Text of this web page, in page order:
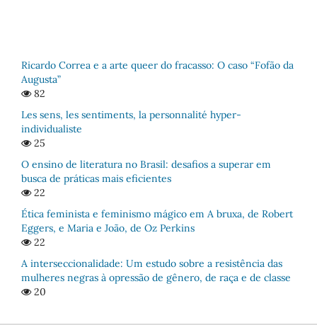
Ricardo Correa e a arte queer do fracasso: O caso “Fofão da
Augusta”
82
Les sens, les sentiments, la personnalité hyper-
individualiste
25
O ensino de literatura no Brasil: desafios a superar em
busca de práticas mais eficientes
22
Ética feminista e feminismo mágico em A bruxa, de Robert
Eggers, e Maria e João, de Oz Perkins
22
A interseccionalidade: Um estudo sobre a resistência das
mulheres negras à opressão de gênero, de raça e de classe
20